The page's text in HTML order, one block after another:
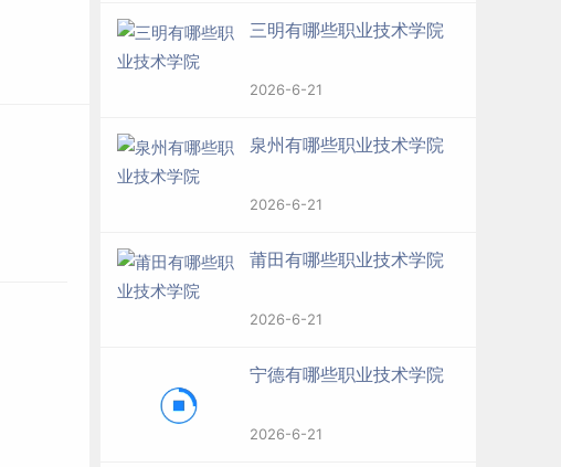
三明有哪些职业技术学院
2026-6-21
泉州有哪些职业技术学院
2026-6-21
莆田有哪些职业技术学院
2026-6-21
宁德有哪些职业技术学院
2026-6-21